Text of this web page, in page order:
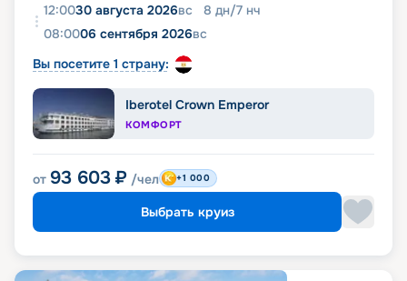
12:0030 августа 2026вс 8 дн/7 нч
08:0006 сентября 2026вс
Вы посетите 1 страну:
Iberotel Crown Emperor
КОМФОРТ
от 93 603 ₽ /чел +1 000
Выбрать круиз